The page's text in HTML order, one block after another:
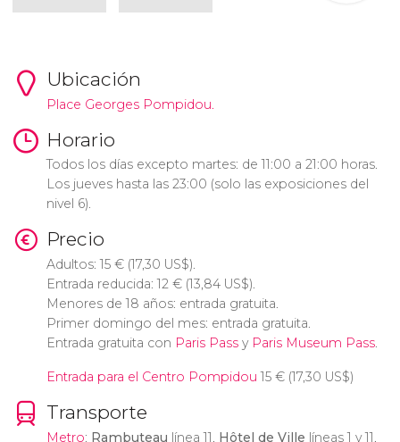
Ubicación
Place Georges Pompidou.
Horario
Todos los días excepto martes: de 11:00 a 21:00 horas.
Los jueves hasta las 23:00 (solo las exposiciones del
nivel 6).
Precio
Adultos: 15 €(17,30 US$).
Entrada reducida: 12 €(13,84 US$).
Menores de 18 años: entrada gratuita.
Primer domingo del mes: entrada gratuita.
Entrada gratuita con Paris Passy Paris Museum Pass.
Entrada para el Centro Pompidou 15 €(17,30 US$)
Transporte
Metro: Rambuteau línea 11, Hôtel de Ville líneas 1 y 11,